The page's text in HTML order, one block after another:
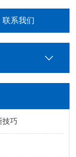
联系我们
技巧